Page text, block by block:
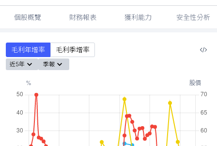
個股概覽 財務報表 獲利能力 安全性分析
毛利年增率 毛利季增率
近5年 季報